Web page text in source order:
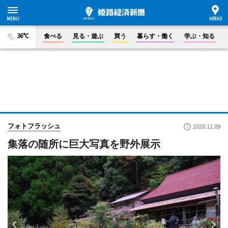
36°C 食べる 見る・遊ぶ 買う 暮らす・働く 学ぶ・知る
フォトフラッシュ 2020.11.09
集落の随所に巨大写真を野外展示